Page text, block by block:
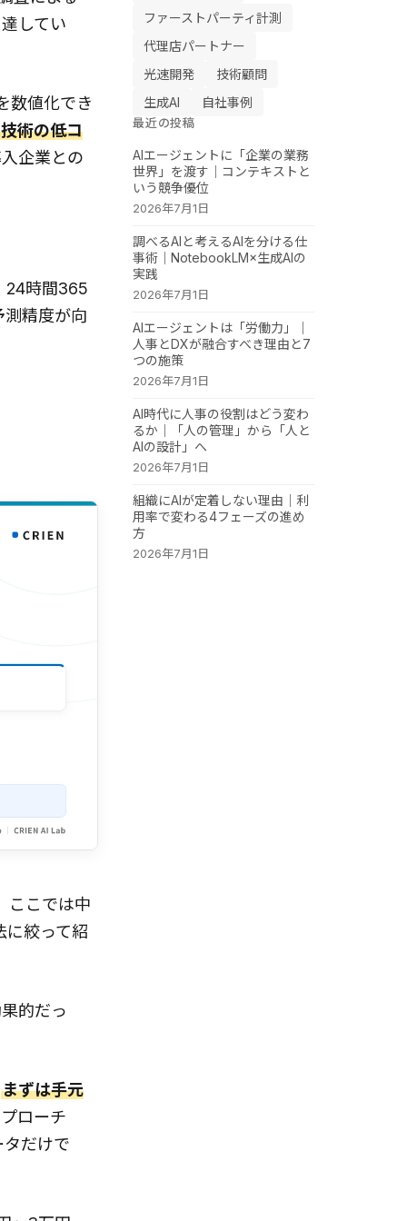
してい
数値化でき
術の低コ
企業との
24時間365
精度が向
ここでは中
に絞って紹
的だっ
まずは手元
ローチ
だけで
ファーストパーティ計測
代理店パートナー
光速開発
技術顧問
生成AI
自社事例
最近の投稿
AIエージェントに「企業の業務
世界」を渡す｜コンテキストと
いう競争優位
2026年7月1日
調べるAIと考えるAIを分ける仕
事術｜NotebookLM×生成AIの
実践
2026年7月1日
AIエージェントは「労働力」｜
人事とDXが融合すべき理由と7
つの施策
2026年7月1日
AI時代に人事の役割はどう変わ
るか｜「人の管理」から「人と
AIの設計」へ
2026年7月1日
組織にAIが定着しない理由｜利
用率で変わる4フェーズの進め
方
2026年7月1日